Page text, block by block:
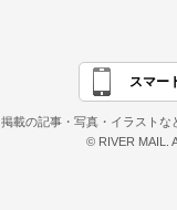
スマー
掲載の記事・写真・イラストな
© RIVER MAIL.